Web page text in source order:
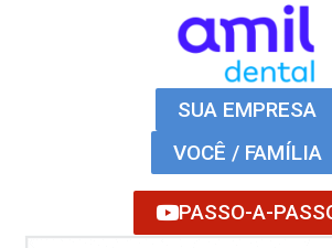
SUA EMPRESA
VOCÊ / FAMÍLIA
PASSO-A-